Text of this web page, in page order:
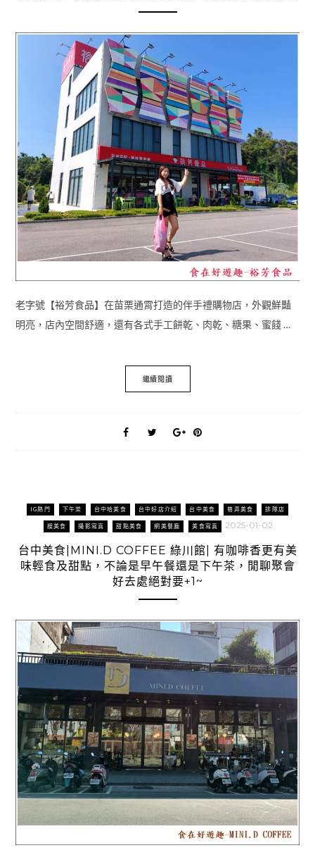
老字號【裕芳食品】在苗栗通霄打造的伴手禮購物店，外觀鮮豔
明亮，店內空間舒適，還有各式手工餅乾、肉乾、糖果、蜜餞 …
繼續閱讀
IG熱門 下午茶 台中哈美食 台中好店介紹 台中美食 巷弄美食 排隊店
搜美食 攝影寫真 甜點美食 網美餐廳 美食寫真 2025-01-02
台中美食|MINI.D COFFEE 綠川館| 有咖啡香更有美
味輕食及甜點，不論是早午餐還是下午茶，閒聊聚會
好去處絕對要+1~